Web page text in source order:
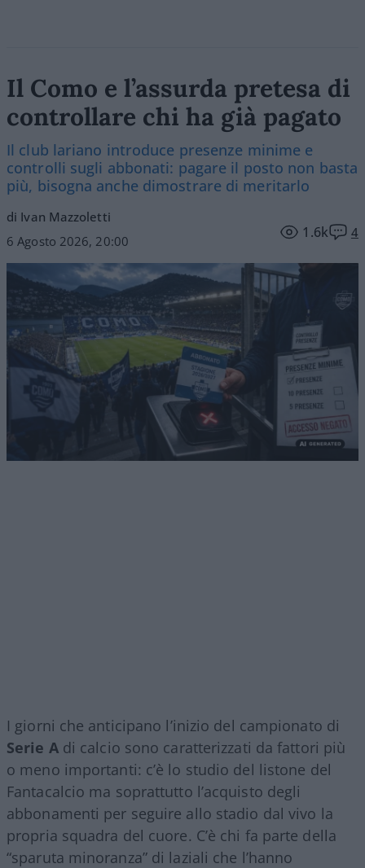
Il Como e l’assurda pretesa di
controllare chi ha già pagato
Il club lariano introduce presenze minime e
controlli sugli abbonati: pagare il posto non basta
più, bisogna anche dimostrare di meritarlo
di Ivan Mazzoletti
6 Agosto 2026, 20:00
1.6k 4
I giorni che anticipano l’inizio del campionato di
Serie Adi calcio sono caratterizzati da fattori più
o meno importanti: c’è lo studio del listone del
Fantacalcio ma soprattutto l’acquisto degli
abbonamenti per seguire allo stadio dal vivo la
propria squadra del cuore. C’è chi fa parte della
“sparuta minoranza” di laziali che l’hanno